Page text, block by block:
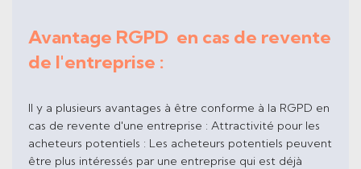
Avantage RGPD en cas de revente
de l'entreprise :
Il y a plusieurs avantages à être conforme à la RGPD en
cas de revente d'une entreprise : Attractivité pour les
acheteurs potentiels : Les acheteurs potentiels peuvent
être plus intéressés par une entreprise qui est déjà